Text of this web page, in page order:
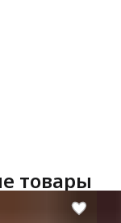
товары